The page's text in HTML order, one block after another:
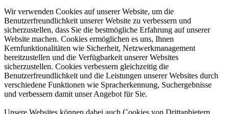
Wir verwenden Cookies auf unserer Website, um die
Benutzerfreundlichkeit unserer Website zu verbessern und
sicherzustellen, dass Sie die bestmögliche Erfahrung auf unserer
Website machen. Cookies ermöglichen es uns, Ihnen
Kernfunktionalitäten wie Sicherheit, Netzwerkmanagement
bereitzustellen und die Verfügbarkeit unserer Websites
sicherzustellen. Cookies verbessern gleichzeitig die
Benutzerfreundlichkeit und die Leistungen unserer Websites durch
verschiedene Funktionen wie Spracherkennung, Suchergebnisse
und verbessern damit unser Angebot für Sie.
Unsere Websites können dabei auch Cookies von Drittanbietern